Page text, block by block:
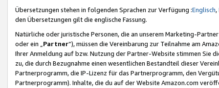
Übersetzungen stehen in folgenden Sprachen zur Verfügung :Englisch,
den Übersetzungen gilt die englische Fassung.
Natürliche oder juristische Personen, die an unserem Marketing-
oder ein „Partner“), müssen die Vereinbarung zur Teilnahme am
Ihrer Anmeldung auf bzw. Nutzung der Partner-Website stimmen Sie
zu, die durch Bezugnahme einen wesentlichen Bestandteil dieser
Partnerprogramm, die IP-Lizenz für das Partnerprogramm, den
Partnerprogramm). Inhalte, die du auf der Website Amazon.com